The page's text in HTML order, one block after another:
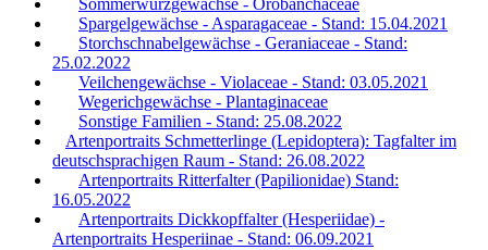
Sommerwurzgewächse - Orobanchaceae
Spargelgewächse - Asparagaceae - Stand: 15.04.2021
Storchschnabelgewächse - Geraniaceae - Stand:
25.02.2022
Veilchengewächse - Violaceae - Stand: 03.05.2021
Wegerichgewächse - Plantaginaceae
Sonstige Familien - Stand: 25.08.2022
Artenportraits Schmetterlinge (Lepidoptera): Tagfalter im
deutschsprachigen Raum - Stand: 26.08.2022
Artenportraits Ritterfalter (Papilionidae) Stand:
16.05.2022
Artenportraits Dickkopffalter (Hesperiidae) -
Artenportraits Hesperiinae - Stand: 06.09.2021